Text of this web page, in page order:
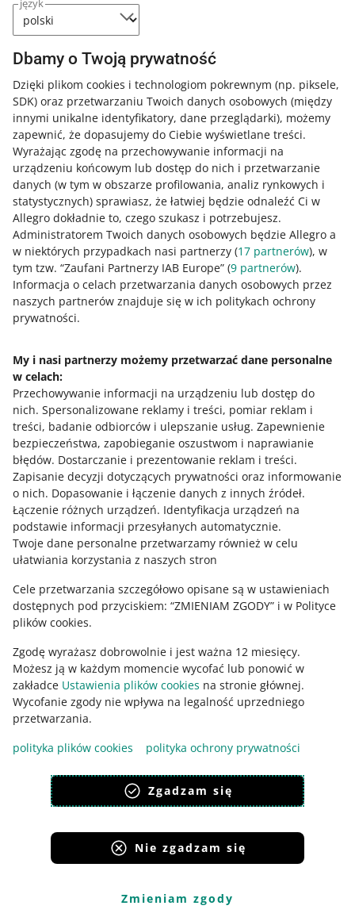
język
Dbamy o Twoją prywatność
Dzięki plikom cookies i technologiom pokrewnym (np. piksele,
SDK) oraz przetwarzaniu Twoich danych osobowych (między
innymi unikalne identyfikatory, dane przeglądarki), możemy
zapewnić, że dopasujemy do Ciebie wyświetlane treści.
Wyrażając zgodę na przechowywanie informacji na
urządzeniu końcowym lub dostęp do nich i przetwarzanie
danych (w tym w obszarze profilowania, analiz rynkowych i
statystycznych) sprawiasz, że łatwiej będzie odnaleźć Ci w
Allegro dokładnie to, czego szukasz i potrzebujesz.
Administratorem Twoich danych osobowych będzie Allegro a
w niektórych przypadkach nasi partnerzy (17 partnerów), w
tym tzw. “Zaufani Partnerzy IAB Europe” (9 partnerów).
Informacja o celach przetwarzania danych osobowych przez
naszych partnerów znajduje się w ich politykach ochrony
prywatności.
My i nasi partnerzy możemy przetwarzać dane personalne
w celach:
Przechowywanie informacji na urządzeniu lub dostęp do
nich. Spersonalizowane reklamy i treści, pomiar reklam i
treści, badanie odbiorców i ulepszanie usług. Zapewnienie
bezpieczeństwa, zapobieganie oszustwom i naprawianie
błędów. Dostarczanie i prezentowanie reklam i treści.
Zapisanie decyzji dotyczących prywatności oraz informowanie
o nich. Dopasowanie i łączenie danych z innych źródeł.
Łączenie różnych urządzeń. Identyfikacja urządzeń na
podstawie informacji przesyłanych automatycznie.
Twoje dane personalne przetwarzamy również w celu
ułatwiania korzystania z naszych stron
Cele przetwarzania szczegółowo opisane są w ustawieniach
dostępnych pod przyciskiem: “ZMIENIAM ZGODY” i w Polityce
plików cookies.
Zgodę wyrażasz dobrowolnie i jest ważna 12 miesięcy.
Możesz ją w każdym momencie wycofać lub ponowić w
zakładce Ustawienia plików cookies na stronie głównej.
Wycofanie zgody nie wpływa na legalność uprzedniego
przetwarzania.
polityka plików cookies
polityka ochrony prywatności
Zgadzam się
Nie zgadzam się
Zmieniam zgody
Wybierz
do udostępniania
które nie mają w cenniku metody dostawy do danego
Przywrócić na rynek dodatkowy.
Wybierz odpowiedni rynek i kliknij [Zapisz].
Zanim pojawi się na wybranym przez Ciebie rynku
sprawdzimy jeszcze, czy spełnia wszystkie
Dlatego upewnij się na przykład, czy w cenniku dostaw
dodanym do tej oferty masz metody dostawy do krajów,
w których chcesz sprzedawać.
Aby sprawdzić status udostępnienia skorzystaj z filtra
rynek- wybierz jeden z rynków dodatkowych, a
następnie z filtrastatus udostępnienia oferty.
Sprawdzisz w nim następujące statusy:
do udostępnienia– Twoja oferta, która nie ma w
cenniku metody dostawy do danego rynku
została przez Ciebie zgłoszona do udostępnienia, ale
nie jest aktywna na Twoim rynku rejestracji
trwa udostępnianie– Twoja oferta, która została
zgłoszona przez Ciebie do udostępnienia i właśnie
sprawdzamy, czy spełnia wszystkie warunki, abyśmy
wyświetlili ją na danym rynku
wyświetlamy na danym rynku
odrzucona przez Allegro– Twoja oferta, która została
poprawić, abyśmy wyświetlili ją na danym rynku
wykluczona przez Ciebie– Twoja oferta, która została